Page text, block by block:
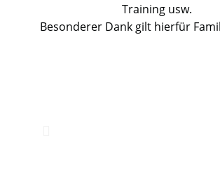
Training usw.
Besonderer Dank gilt hierfür